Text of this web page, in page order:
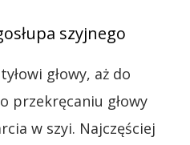
szyjnego
głowy, aż do
przekręcaniu głowy
w szyi. Najczęściej